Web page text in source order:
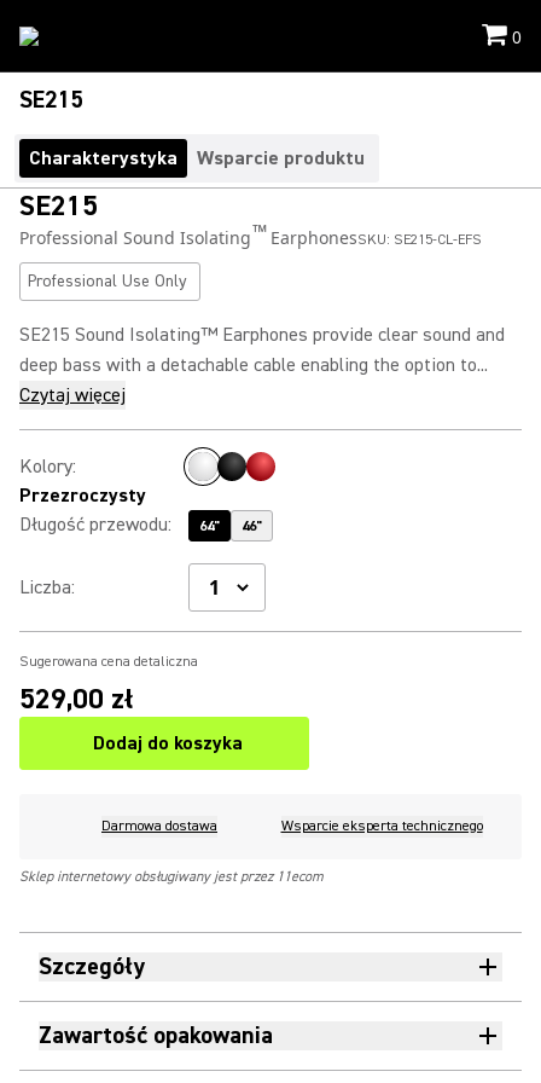
0
SE215
Charakterystyka Wsparcie produktu
SE215
Professional Sound Isolating™EarphonesSKU: SE215-CL-EFS
Professional Use Only
SE215 Sound Isolating™ Earphones provide clear sound and
deep bass with a detachable cable enabling the option to...
Czytaj więcej
Kolory:
Przezroczysty
Długość przewodu: 64" 46"
Liczba:
Sugerowana cena detaliczna
529,00 zł
Dodaj do koszyka
Darmowa dostawa Wsparcie eksperta technicznego
Sklep internetowy obsługiwany jest przez 11ecom
Szczegóły
Zawartość opakowania